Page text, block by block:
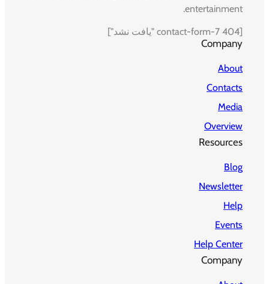
entertainment.
[contact-form-7 404 "یافت نشد"]
Company
About
Contacts
Media
Overview
Resources
Blog
Newsletter
Help
Events
Help Center
Company